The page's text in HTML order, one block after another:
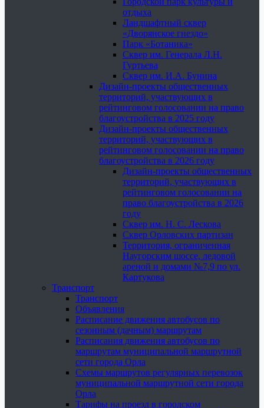
отдыха
Ландшафтный сквер
«Дворянское гнездо»
Парк «Ботаника»
Сквер им. Генерала Л.Н.
Гуртьева
Сквер им. И.А. Бунина
Дизайн-проекты общественных
территорий, участвующих в
рейтинговом голосовании на право
благоустройства в 2025 году
Дизайн-проекты общественных
территорий, участвующих в
рейтинговом голосовании на право
благоустройства в 2026 году
Дизайн-проекты общественных
территорий, участвующих в
рейтинговом голосовании на
право благоустройства в 2026
году
Сквер им. Н. С. Лескова
Сквер Орловских партизан
Территория, ограниченная
Наугорским шоссе, ледовой
ареной и домами №7,9 по ул.
Картукова
Транспорт
Транспорт
Объявления
Расписание движения автобусов по
сезонным (дачным) маршрутам
Расписания движения автобусов по
маршрутам муниципальной маршрутной
сети города Орла
Схемы маршрутов регулярных перевозок
муниципальной маршрутной сети города
Орла
Тарифы на проезд в городском